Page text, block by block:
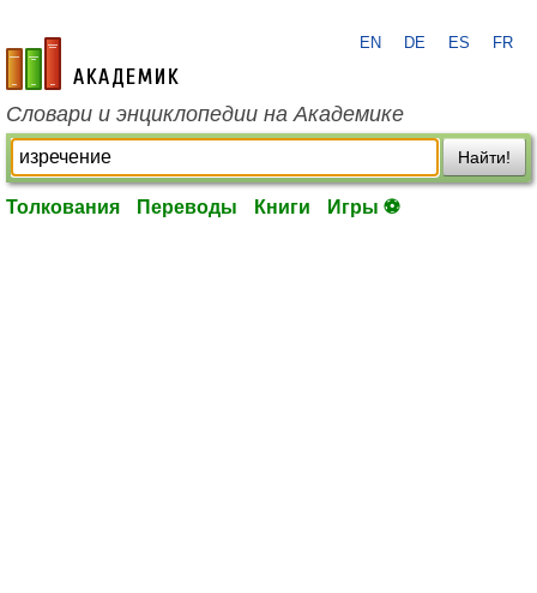
academic.ru
EN DE ES FR
Словари и энциклопедии на Академике
Найти!
Толкования Переводы Книги Игры ⚽